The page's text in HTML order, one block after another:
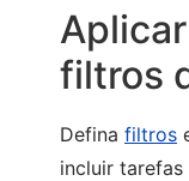
filtros
Defina filtros
incluir